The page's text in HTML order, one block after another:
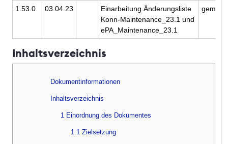
1.53.0 03.04.23
Einarbeitung Änderungsliste
Konn-Maintenance_23.1 und
ePA_Maintenance_23.1
gematik
Inhaltsverzeichnis
Dokumentinformationen
Inhaltsverzeichnis
1 Einordnung des Dokumentes
1.1 Zielsetzung